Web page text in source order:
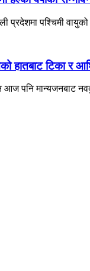
प्रदेशमा पश्चिमी
हातबाट टिका र
पनि मान्यजनबाट